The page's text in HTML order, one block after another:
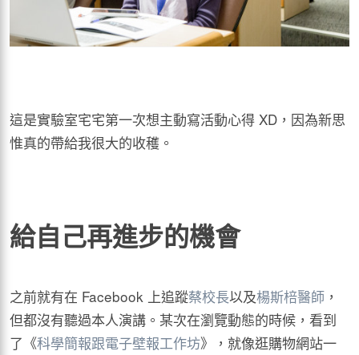
這是實驗室宅宅第一次想主動寫活動心得 XD，因為新思
惟真的帶給我很大的收穫。
給自己再進步的機會
之前就有在 Facebook 上追蹤蔡校長以及楊斯棓醫師 ，
但都沒有聽過本人演講。某次在瀏覽動態的時候，看到
了《科學簡報跟電子壁報工作坊》，就像逛購物網站一